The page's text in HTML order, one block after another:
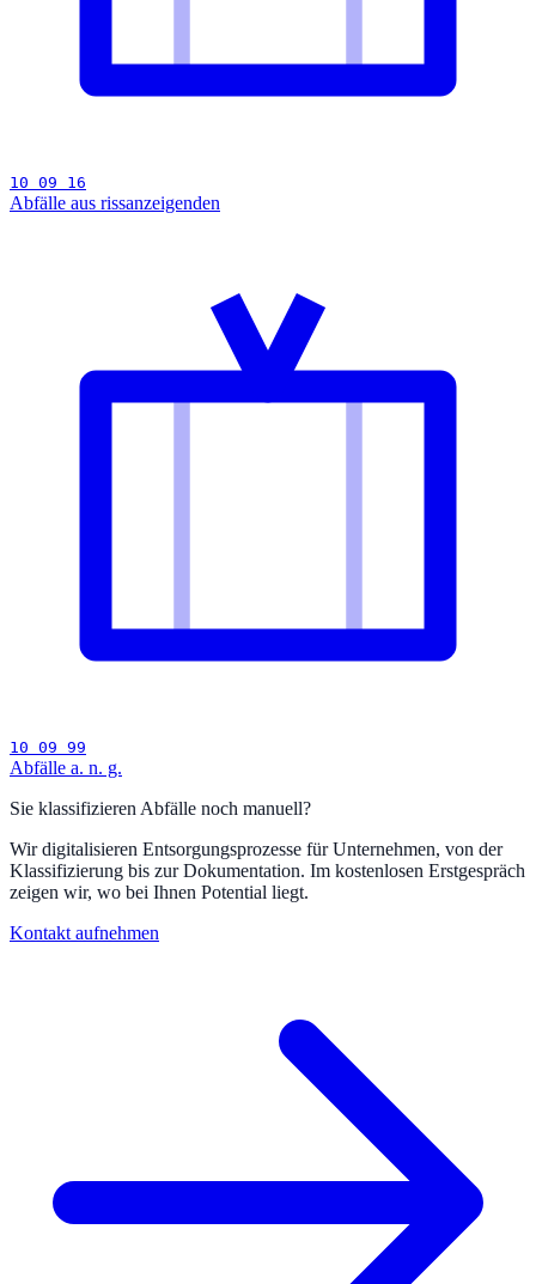
10 09 16
Abfälle aus rissanzeigenden
10 09 99
Abfälle a. n. g.
Sie klassifizieren Abfälle noch manuell?
Wir digitalisieren Entsorgungsprozesse für Unternehmen, von der
Klassifizierung bis zur Dokumentation. Im kostenlosen Erstgespräch
zeigen wir, wo bei Ihnen Potential liegt.
Kontakt aufnehmen